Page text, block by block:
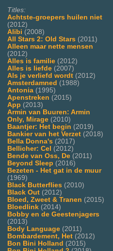
Titles:
Achtste-groepers huilen niet
(2012)
Alibi (2008)
All Stars 2: Old Stars (2011)
Alleen maar nette mensen
(2012)
Alles is familie (2012)
Alles is liefde (2007)
Als je verliefd wordt (2012)
Amsterdamned (1988)
Antonia (1995)
Apenstreken (2015)
App (2013)
Armin van Buuren: Armin
Only, Mirage (2010)
Baantjer: Het begin (2019)
Bankier van het Verzet (2018)
Bella Donna's (2017)
Bellicher: Cel (2012)
Bende van Oss, De (2011)
Beyond Sleep (2016)
Bezeten - Het gat in de muur
(1969)
Black Butterflies (2010)
Black Out (2012)
Bloed, Zweet & Tranen (2015)
Bloedlink (2014)
Bobby en de Geestenjagers
(2013)
Body Language (2011)
Bombardement, Het (2012)
Bon Bini Holland (2015)